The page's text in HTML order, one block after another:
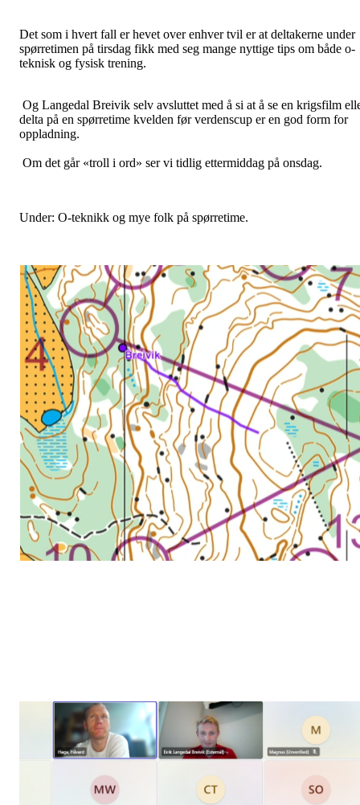
Det som i hvert fall er hevet over enhver tvil er at deltakerne under
spørretimen på tirsdag fikk med seg mange nyttige tips om både o-
teknisk og fysisk trening.
Og Langedal Breivik selv avsluttet med å si at å se en krigsfilm
delta på en spørretime kvelden før verdenscup er en god form for
oppladning.
Om det går «troll i ord» ser vi tidlig ettermiddag på onsdag.
Under: O-teknikk og mye folk på spørretime.